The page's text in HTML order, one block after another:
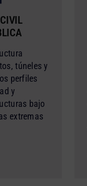
túneles y
perfiles
y
bajo
extremas